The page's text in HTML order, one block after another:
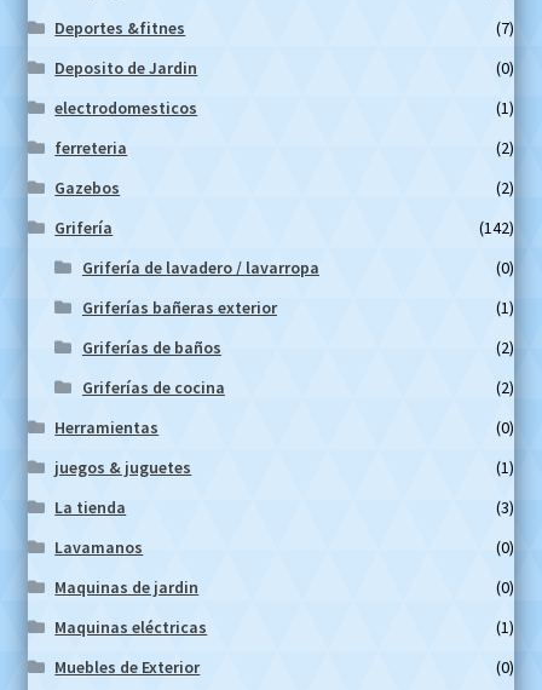
Deportes &fitnes
(7)
Deposito de Jardin
(0)
electrodomesticos
(1)
ferreteria
(2)
Gazebos
(2)
Grifería
(142)
Grifería de lavadero / lavarropa
(0)
Griferías bañeras exterior
(1)
Griferías de baños
(2)
Griferías de cocina
(2)
Herramientas
(0)
juegos & juguetes
(1)
La tienda
(3)
Lavamanos
(0)
Maquinas de jardin
(0)
Maquinas eléctricas
(1)
Muebles de Exterior
(0)